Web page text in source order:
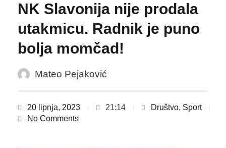
NK Slavonija nije prodala
utakmicu. Radnik je puno
bolja momčad!
Mateo Pejaković
20 lipnja, 2023 21:14 Društvo, Sport
No Comments